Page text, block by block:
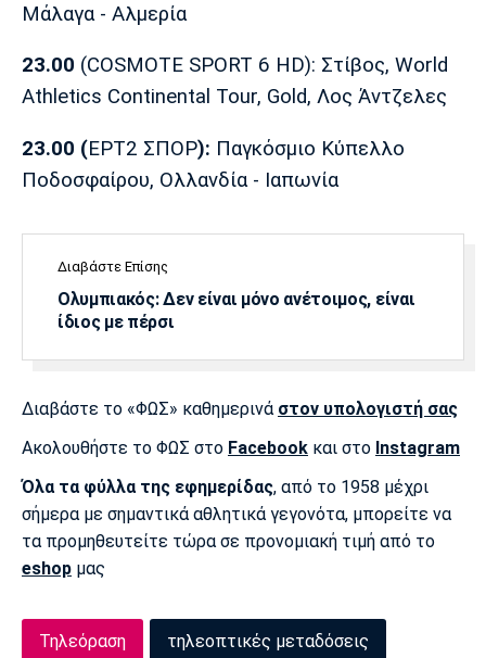
Μονακό
Ερυθρός
Αστέρας
Τότεναμ
Μάλαγα - Αλμερία
23.00 (COSMOTE SPORT 6 HD): Στίβος, World
Athletics Continental Τοur, Gold, Λος Άντζελες
23.00 (ΕΡΤ2 ΣΠΟΡ): Παγκόσμιο Κύπελλο
Πoδοσφαίρου, Ολλανδία - Ιαπωνία
Διαβάστε Επίσης
Ολυμπιακός: Δεν είναι μόνο ανέτοιμος, είναι
ίδιος με πέρσι
Διαβάστε το «ΦΩΣ» καθημερινά στον υπολογιστή σας
Ακολουθήστε το ΦΩΣ στο Facebook και στο Instagram
Όλα τα φύλλα της εφημερίδας, από το 1958 μέχρι
σήμερα με σημαντικά αθλητικά γεγονότα, μπορείτε να
τα προμηθευτείτε τώρα σε προνομιακή τιμή από το
eshop μας
Τηλεόραση τηλεοπτικές μεταδόσεις